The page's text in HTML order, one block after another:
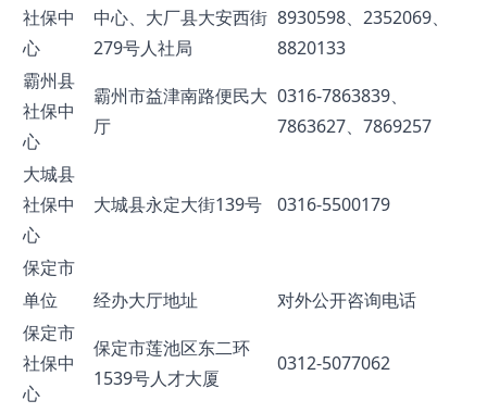
社保中
心
中心、大厂县大安西街
279号人社局
8930598、2352069、
8820133
霸州县
社保中
心
霸州市益津南路便民大
厅
0316-7863839、
7863627、7869257
大城县
社保中
心
大城县永定大街139号 0316-5500179
保定市
单位
经办大厅地址
对外公开咨询电话
保定市
社保中
心
保定市莲池区东二环
1539号人才大厦
0312-5077062